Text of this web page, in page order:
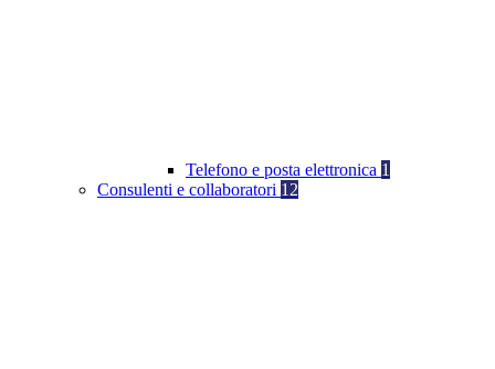
Telefono e posta elettronica 1
Consulenti e collaboratori 12